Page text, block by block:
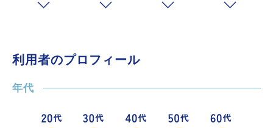
利用者のプロフィール
年代